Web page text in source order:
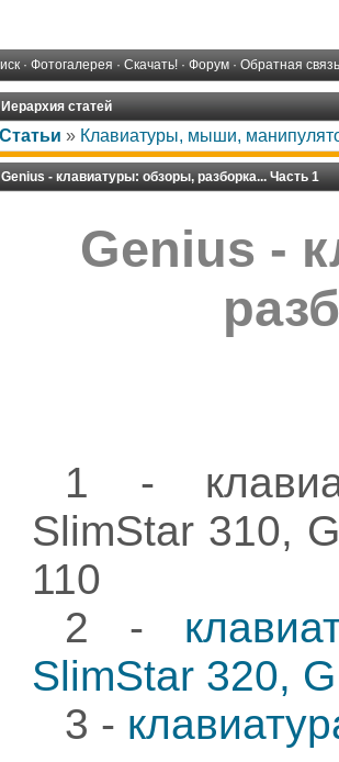
· Фотогалерея · Скачать! · Форум · Обратная связь
Иерархия статей
Статьи » Клавиатуры, мыши,
Genius - клавиатуры: обзоры, разборка... Часть 1
Genius -
1 -
SlimStar 310,
110
2 -
SlimStar 320,
3 -